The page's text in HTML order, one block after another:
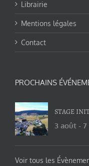
Librairie
Mentions légales
Contact
PROCHAINS
STAGE
3 août - 7
Voir tous les